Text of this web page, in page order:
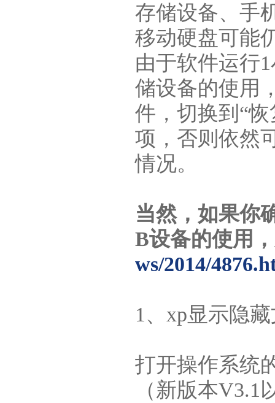
存储设备、手
移动硬盘可能
由于软件运行
储设备的使用
件，切换到“
项，否则依然
情况。
当然，如果你
B设备的使用
ws/2014/
1、xp显示隐
打开操作系统
（新版本V3.1